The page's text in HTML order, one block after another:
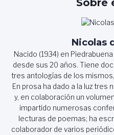
Sobre
Nicolas
Nacido (1934) en
desde sus 20 años. Tiene
tres antologías de los
En prosa ha dado a la luz tres
y, en colaboración un
impartido numerosas
lecturas de poemas; ha
colaborador de varios